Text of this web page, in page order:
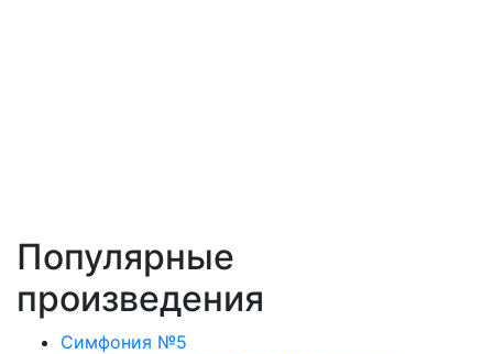
Популярные
произведения
Симфония №5